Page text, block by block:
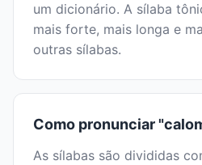
um dicionário. A sílaba
mais forte, mais longa e
outras sílabas.
Como pronunciar
As sílabas são divididas